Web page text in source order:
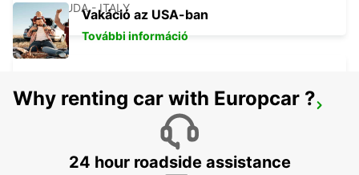
CORNUDA - ITALY
VERONA AIRPORT
SOMMACAMPAGNA - ITALY
Vakáció az USA-ban
További információ
Why renting car with Europcar ?
24 hour roadside assistance